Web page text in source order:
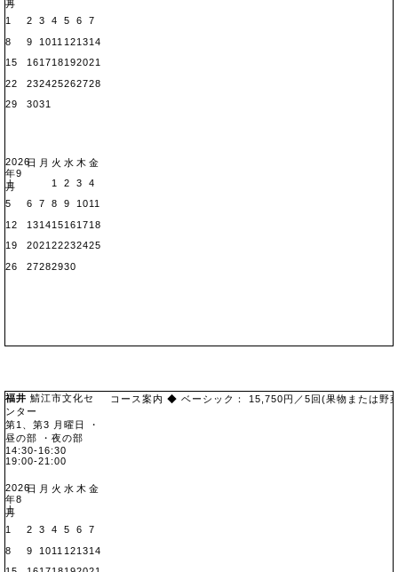
月
1
2 3 4 5 6
7
8
9 1011 121314
15
161718192021
22
232425262728
29
3031
2026
年9
月
日 月 火 水 木 金
土
1 2 3
4
5
6 7 8 9 1011
12
131415161718
19
2021 22232425
26
27282930
福井 鯖江市文化セ
ンター
コース案内 ◆ ベーシック： 15,750円／5回(果物または
第1、第3 月曜日 ・
昼の部
・夜の部
14:30-16:30
19:00-21:00
2026
年8
月
日 月 火 水 木 金
土
1
2 3 4 5 6
7
8
9 1011 121314